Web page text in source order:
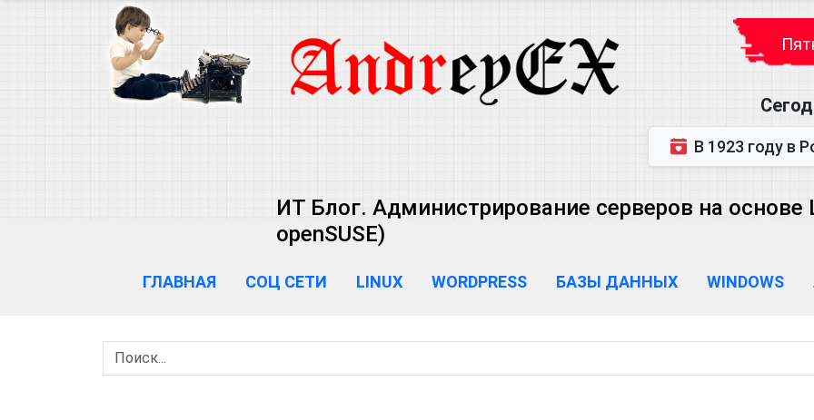
В 1923 году в Ростове-на-Дону
ИТ Блог. Администрирование серверов на основе
openSUSE)
ГЛАВНАЯ СОЦ СЕТИ LINUX WORDPRESS БАЗЫ ДАННЫХ WINDOWS